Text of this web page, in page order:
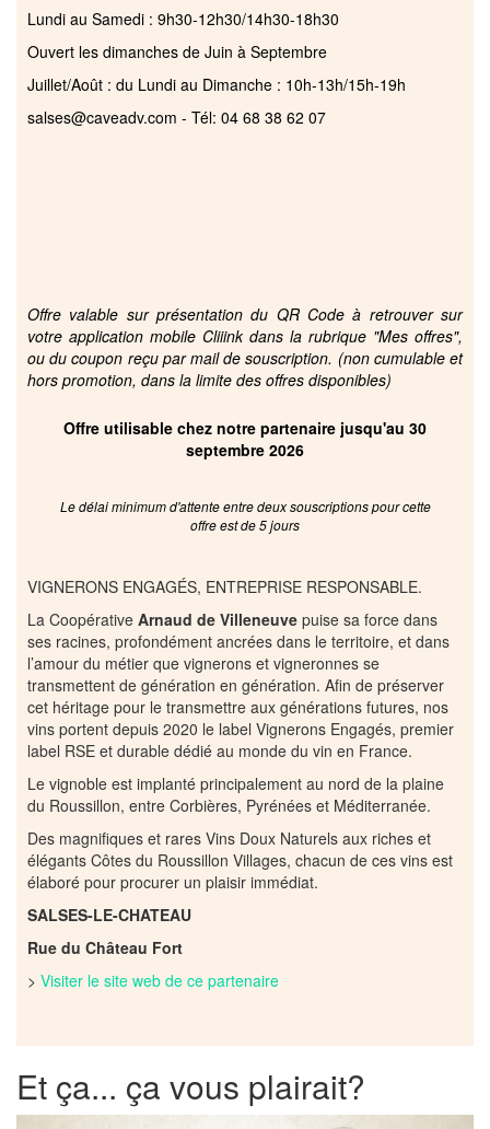
Lundi au Samedi : 9h30-12h30/14h30-18h30
Ouvert les dimanches de Juin à Septembre
Juillet/Août : du Lundi au Dimanche : 10h-13h/15h-19h
salses@caveadv.com - Tél: 04 68 38 62 07
Offre valable sur présentation du QR Code à retrouver sur
votre application mobile Cliiink dans la rubrique "Mes offres",
ou du coupon reçu par mail de souscription. (non cumulable et
hors promotion, dans la limite des offres disponibles)
Offre utilisable chez notre partenaire jusqu'au 30
septembre 2026
Le délai minimum d'attente entre deux souscriptions pour cette
offre est de 5 jours
VIGNERONS ENGAGÉS, ENTREPRISE RESPONSABLE.
La Coopérative Arnaud de Villeneuve puise sa force dans
ses racines, profondément ancrées dans le territoire, et dans
l’amour du métier que vignerons et vigneronnes se
transmettent de génération en génération. Afin de préserver
cet héritage pour le transmettre aux générations futures, nos
vins portent depuis 2020 le label Vignerons Engagés, premier
label RSE et durable dédié au monde du vin en France.
Le vignoble est implanté principalement au nord de la plaine
du Roussillon, entre Corbières, Pyrénées et Méditerranée.
Des magnifiques et rares Vins Doux Naturels aux riches et
élégants Côtes du Roussillon Villages, chacun de ces vins est
élaboré pour procurer un plaisir immédiat.
SALSES-LE-CHATEAU
Rue du Château Fort
> Visiter le site web de ce partenaire
Et ça... ça vous plairait?